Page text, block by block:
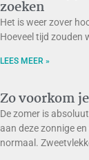
zoeken
Het is weer zover
Hoeveel tijd zouden
LEES MEER »
Zo voorkom
De zomer is
aan deze zonnige
normaal.